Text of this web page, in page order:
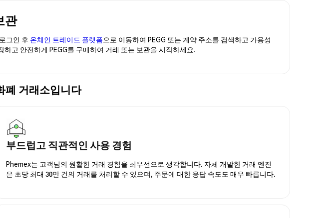
관
그인 후 온체인 트레이드 플랫폼으로 이동하여 PEGG 또는 계약 주소를 검색하고 가용성
고 안전하게 PEGG를 구매하여 거래 또는 보관을 시작하세요.
폐 거래소입니다
부드럽고 직관적인 사용 경험
Phemex는 고객님의 원활한 거래 경험을 최우선으로 생각합니다. 자체 개발한 거래 엔진
은 초당 최대 30만 건의 거래를 처리할 수 있으며, 주문에 대한 응답 속도도 매우 빠릅니다.